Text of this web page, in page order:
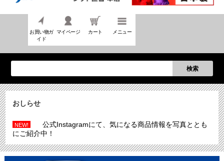
お買い物ガ
イド
マイページ カート メニュー
検索
おしらせ
NEW!
公式Instagramにて、気になる商品情報を写真ととも
にご紹介中！